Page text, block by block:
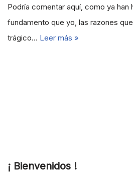
Podría comentar aquí, como ya
fundamento que yo, las razones
trágico… Leer más »
¡ Bienvenidos !